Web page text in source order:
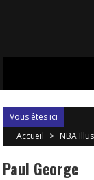
Vous êtes ici
Accueil > NBA
Paul George